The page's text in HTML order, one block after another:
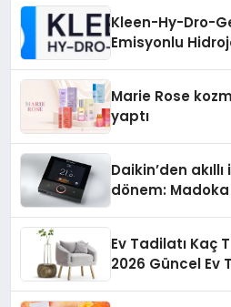
Kleen-Hy-Dro-
Emisyonlu
Marie Rose
yaptı
Daikin’den
dönem: Madoka
Ev Tadilatı Kaç
2026 Güncel Ev